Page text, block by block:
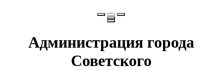
Администрация города
Советского